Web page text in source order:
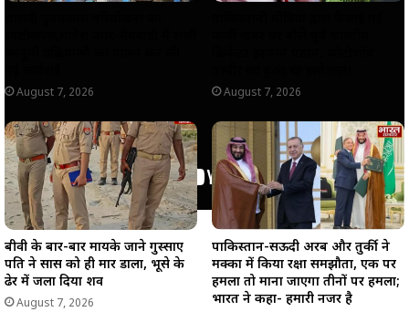
August 7, 2026 August 7, 2026
बीवी के बार-बार मायके जाने गुस्साए
पति ने सास को ही मार डाला, भूसे के
ढेर में जला दिया शव
August 7, 2026
पाकिस्तान-सऊदी अरब और तुर्की ने
मक्का में किया रक्षा समझौता, एक पर
हमला तो माना जाएगा तीनों पर हमला;
भारत ने कहा- हमारी नजर है